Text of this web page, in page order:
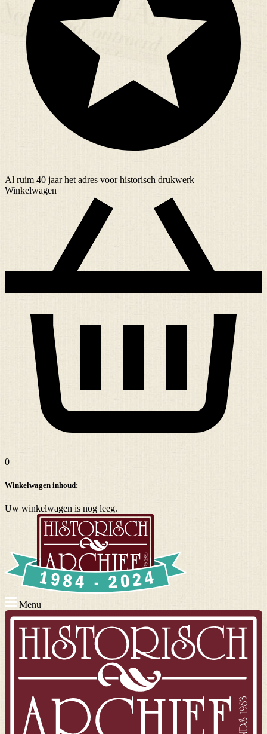
Al ruim 40 jaarhet adres voor historisch drukwerk
Winkelwagen
0
Winkelwagen inhoud:
Uw winkelwagen is nog leeg.
Menu